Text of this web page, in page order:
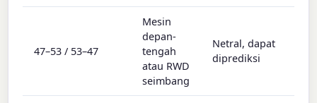
47–53 / 53–47
Mesin
depan-
tengah
atau RWD
seimbang
Netral, dapat
diprediksi